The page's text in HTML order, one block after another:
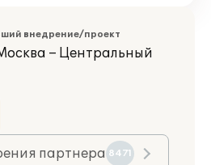
внедрение/проект
– Центральный
партнера 8471